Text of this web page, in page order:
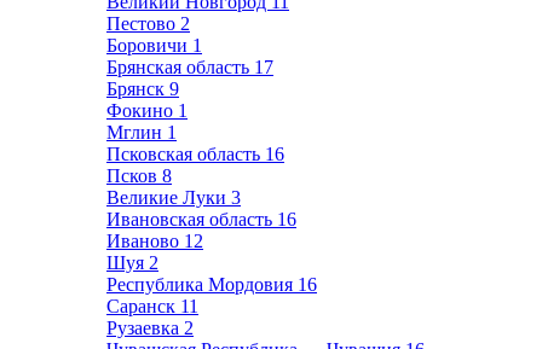
Пестово 2
Боровичи 1
Брянская область 17
Брянск 9
Фокино 1
Мглин 1
Псковская область 16
Псков 8
Великие Луки 3
Ивановская область 16
Иваново 12
Шуя 2
Республика Мордовия 16
Саранск 11
Рузаевка 2